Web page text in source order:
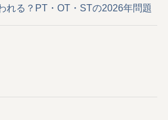
れる？PT・OT・STの2026年問題